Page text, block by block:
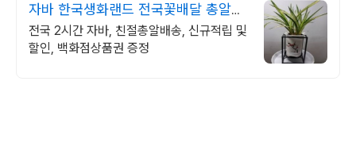
자바 한국생화랜드 전국꽃배달 총알배
송
전국 2시간 자바, 친절총알배송, 신규적립 및
할인, 백화점상품권 증정